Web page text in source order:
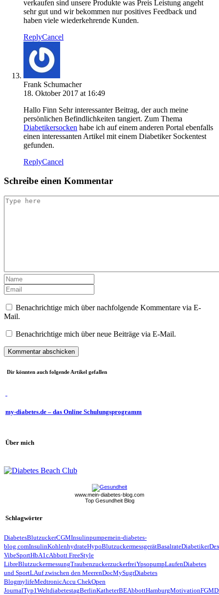
verkaufen sind unsere Produkte was Preis Leistung angeht
sehr gut und wir bekommen nur positives Feedback und
haben viele wiederkehrende Kunden.
ReplyCancel
Frank Schumacher
18. Oktober 2017 at 16:49
Hallo Finn Sehr interessanter Beitrag, der auch meine
persönlichen Befindlichkeiten tangiert. Zum Thema
Diabetikersocken habe ich auf einem anderen Portal ebenfalls
einen interessanten Artikel mit einem Diabetiker Sockentest
gefunden.
ReplyCancel
Schreibe einen Kommentar
Benachrichtige mich über nachfolgende Kommentare via E-
Mail.
Benachrichtige mich über neue Beiträge via E-Mail.
Dir könnten auch folgende Artikel gefallen
my-diabetes.de – das Online Schulungsprogramm
Über mich
www.mein-diabetes-blog.com
Top Gesundheit Blog
Schlagwörter
DiabetesBlutzuckerCGMInsulinpumpemein-diabetes-
blog.comInsulinKohlenhydrateHypoBlutzuckermessgerätBasalrateDiabetiker
VibeSportHbA1cAbbott FreeStyle
LibreBlutzuckermessungTraubenzuckerzuckerfreiYpsopumpLaufenDiabetes
und SportLAuf zwischen den MeerenDocMySugrDiabetes
BlogmylifeMedtronicAccu ChekOpen
JournalTyp1WeltdiabetestagBerlinKatheterBEAbbottHamburgMotivationFGM